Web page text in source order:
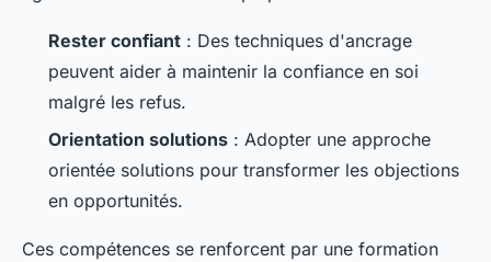
Rester confiant : Des techniques d'ancrage
peuvent aider à maintenir la confiance en soi
malgré les refus.
Orientation solutions : Adopter une approche
orientée solutions pour transformer les objections
en opportunités.
Ces compétences se renforcent par une formation